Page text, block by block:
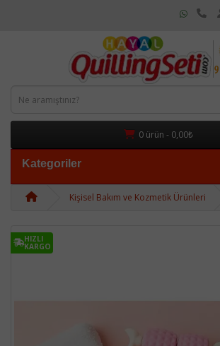
0 ürün - 0,00₺
Kategoriler
Kişisel Bakım ve Kozmetik Ürünleri
HIZLI
KARGO